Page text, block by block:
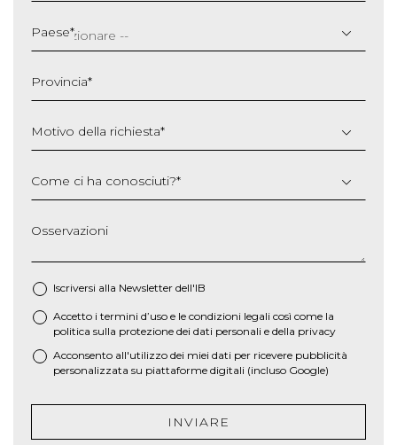
slash
MM
AAAA
Paese*
Provincia*
Motivo della richiesta*
Come ci ha conosciuti?*
Osservazioni
Iscriversi alla Newsletter dell'IB
* Accetto i termini d’uso e le condizioni legali così come la
politica sulla protezione dei dati personali e della privacy
Acconsento all'utilizzo dei miei dati per ricevere pubblicità
personalizzata su piattaforme digitali (incluso Google)
INVIARE